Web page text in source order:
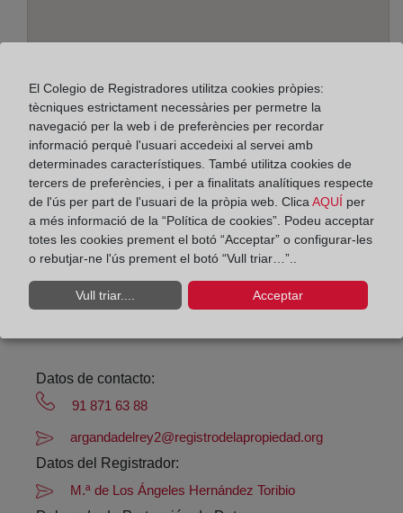
Adreça:
C/ Virgen del Pilar, 2-local bajo, 28500
Horario:
De lunes a viernes de 09:00 a 17:00 horas
Agosto: De lunes a viernes de 09:00 a 14:00 horas
Los días 24 y 31 de diciembre de 09:00 a 14:00
Datos de contacto:
91 871 63 88
argandadelrey2@registrodelapropiedad.org
Datos del Registrador:
M.ª de Los Ángeles Hernández Toribio
El Colegio de Registradores utilitza cookies pròpies:
tècniques estrictament necessàries per permetre la
navegació per la web i de preferències per recordar
informació perquè l'usuari accedeixi al servei amb
determinades característiques. També utilitza cookies de
tercers de preferències, i per a finalitats analítiques respecte
de l'ús per part de l'usuari de la pròpia web. ClicaAQUÍ per
a més informació de la “Política de cookies”. Podeu acceptar
totes les cookies prement el botó “Acceptar” o configurar-les
o rebutjar-ne l'ús prement el botó “Vull triar…”..
Vull triar.... Acceptar